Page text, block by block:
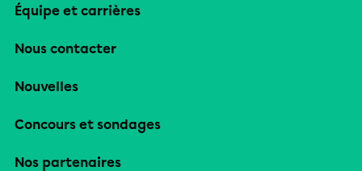
Équipe et carrières
Nous contacter
Nouvelles
Concours et sondages
Nos partenaires